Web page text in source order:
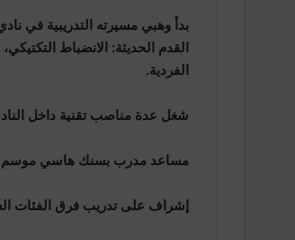
بدأ وهبي مسيرته التدريبية في
القدم الحديثة: الانضباط
الفردية.
شغل عدة مناصب تقنية داخل
مساعد مدرب بسنك هاسي موسم 2015-2016
إشراف على تدريب فرق الفئات